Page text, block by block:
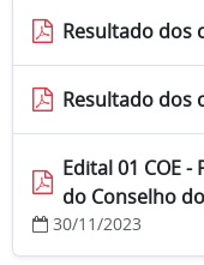
Resultado dos
Resultado dos
Edital 01 COE
do Conselho
30/11/2023